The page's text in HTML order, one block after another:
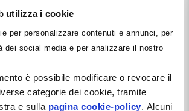
utilizza i cookie
per personalizzare contenuti e annunci, per
dei social media e per analizzare il nostro
è possibile modificare o revocare il
categorie dei cookie, tramite
e sulla pagina cookie-policy. Alcuni
automaticamente. In questo caso la
serve soprattutto a dimostrare che lo
il servizioe non lo subisce.
che rappresenta solo il punto di
sanificazione coerente con il contesto